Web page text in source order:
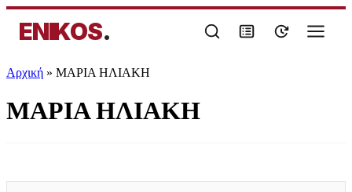
ENIKOS.
Αρχική » ΜΑΡΙΑ ΗΛΙΑΚΗ
ΜΑΡΙΑ ΗΛΙΑΚΗ